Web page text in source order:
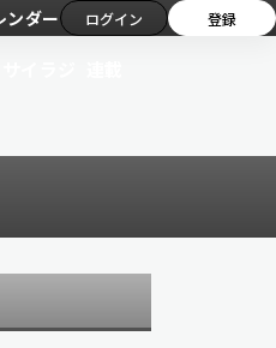
ンダー ログイン 登録